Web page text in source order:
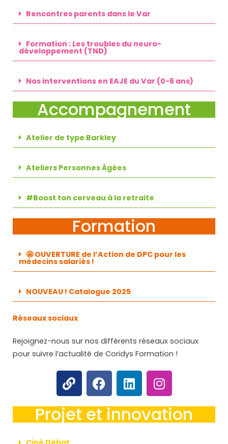
Rencontres parents dans le Var
Formation : Les troubles du neuro-
développement (TND)
Nos interventions en EAJE du Var (0-6 ans)
Accompagnement
Atelier de type Barkley
Ateliers Personnes Âgées
#Boost ton cerveau à la retraite
Formation
🤩 OUVERTURE de l’Action de DPC pour les
médecins salariés !
NOUVEAU ! Catalogue 2025
Réseaux sociaux
Rejoignez-nous sur nos différents réseaux sociaux
pour suivre l’actualité de Coridys Formation !
Projet et innovation